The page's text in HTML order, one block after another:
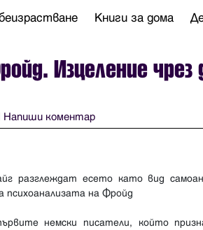
Книги за дома
Изцеление чрез
Напиши коментар
разглеждат есето като вид
психоанализата на Фройд
немски писатели, който